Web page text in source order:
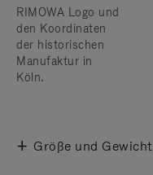
RIMOWA Logo und
den Koordinaten
der historischen
Manufaktur in
Köln.
Größe und Gewicht